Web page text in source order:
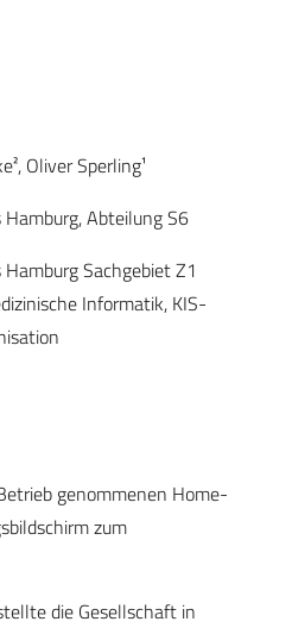
Oliver Sperling¹
Abteilung S6
Sachgebiet Z1
Informatik, KIS-
genommenen Home-
zum
die Gesellschaft in